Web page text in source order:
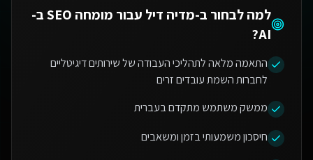
למה לבחור ב-מדיה דיל עבור
מומחה SEO ב-
AI
?
התאמה מלאה לתהליכי העבודה של שירותים דיגיטליים
לחברות השמת עובדים זרים
ממשק משתמש מתקדם בעברית
חיסכון משמעותי בזמן ומשאבים